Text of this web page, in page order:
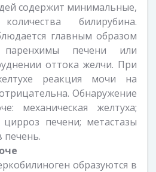
содержит минимальные,
билирубина.
главным образом
печени или
оттока желчи. При
реакция мочи на
Обнаружение
механическая желтуха;
цирроз печени; метастазы
печень.
образуются в